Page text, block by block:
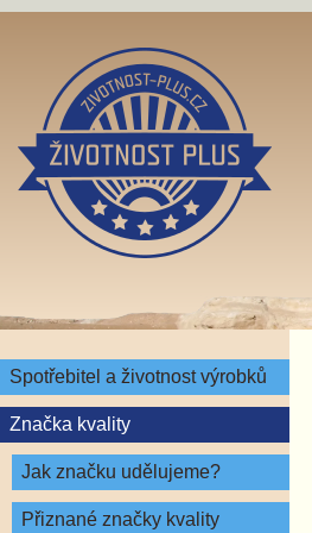
Spotřebitel a životnost výrobků
Značka kvality
Jak značku udělujeme?
Přiznané značky kvality